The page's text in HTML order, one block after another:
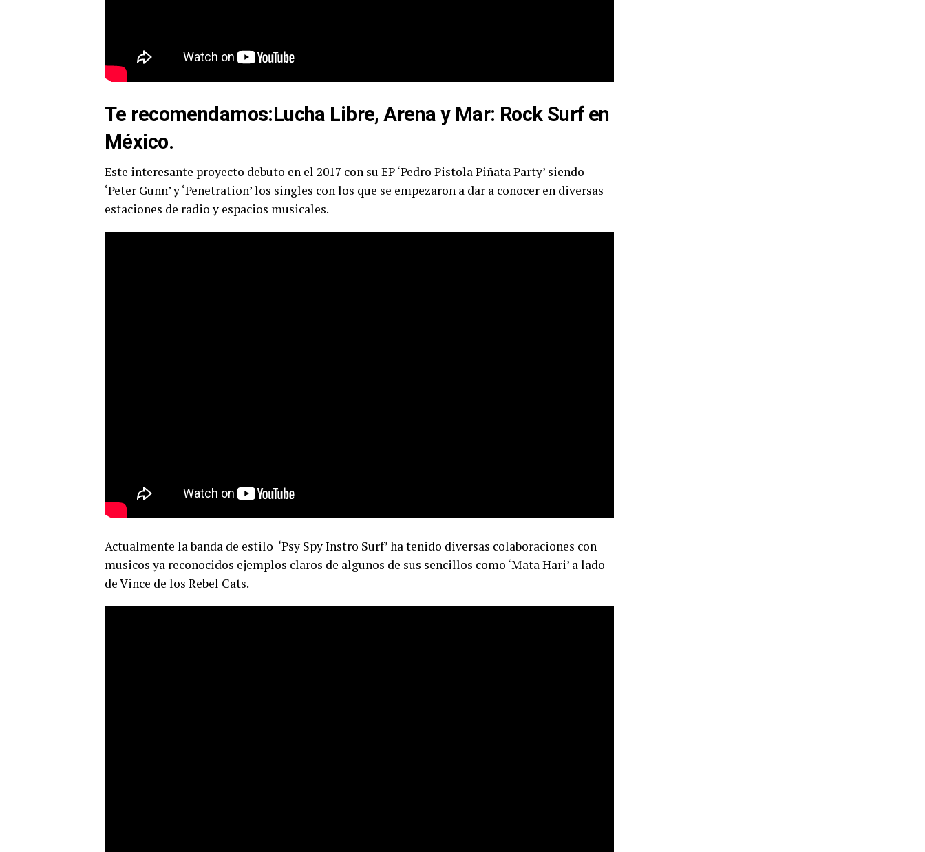
Te recomendamos:Lucha Libre, Arena y Mar: Rock Surf en
México.
Este interesante proyecto debuto en el 2017 con su EP ‘Pedro Pistola Piñata Party’ siendo
‘Peter Gunn’ y ‘Penetration’ los singles con los que se empezaron a dar a conocer en diversas
estaciones de radio y espacios musicales.
Actualmente la banda de estilo ‘Psy Spy Instro Surf’ ha tenido diversas colaboraciones con
musicos ya reconocidos ejemplos claros de algunos de sus sencillos como ‘Mata Hari’ a lado
de Vince de los Rebel Cats.